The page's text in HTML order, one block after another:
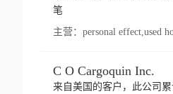
笔
主营：
C O Cargoquin Inc.
来自美国的客户，此公司